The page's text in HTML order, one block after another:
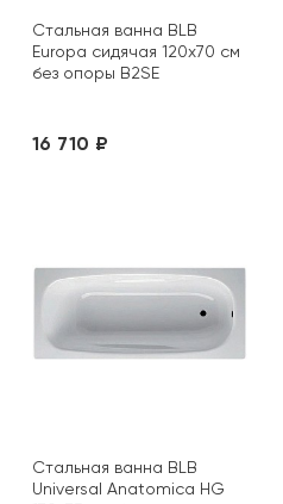
Стальная ванна BLB
Europa сидячая 120х70 см
без опоры B2SE
16 710 ₽
Стальная ванна BLB
Universal Anatomica HG